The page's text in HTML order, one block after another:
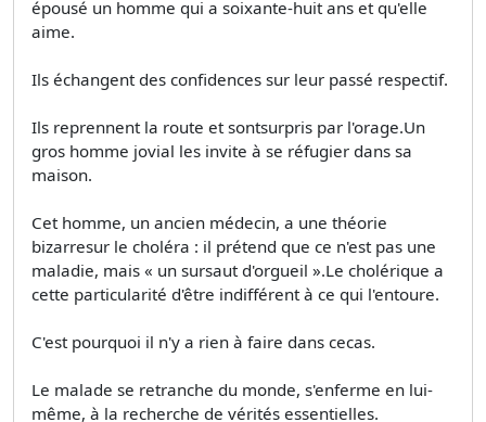
épousé un homme qui a soixante-huit ans et qu'elle
aime.
Ils échangent des confidences sur leur passé respectif.
Ils reprennent la route et sontsurpris par l'orage.Un
gros homme jovial les invite à se réfugier dans sa
maison.
Cet homme, un ancien médecin, a une théorie
bizarresur le choléra : il prétend que ce n'est pas une
maladie, mais « un sursaut d'orgueil ».Le cholérique a
cette particularité d'être indifférent à ce qui l'entoure.
C'est pourquoi il n'y a rien à faire dans cecas.
Le malade se retranche du monde, s'enferme en lui-
même, à la recherche de vérités essentielles.